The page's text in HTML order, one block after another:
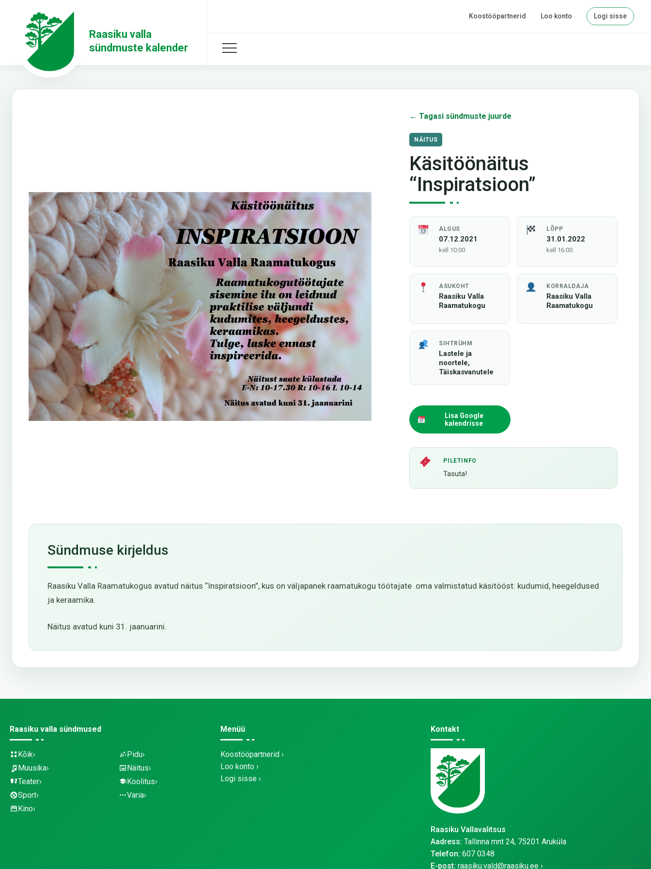
Raasiku valla
sündmuste kalender
Koostööpartnerid Loo konto Logi sisse
← Tagasi sündmuste juurde
NÄITUS
Käsitöönäitus
“Inspiratsioon”
ALGUS
07.12.2021
kell 10:00
LÕPP
31.01.2022
kell 16:00
ASUKOHT
Raasiku Valla
Raamatukogu
KORRALDAJA
Raasiku Valla
Raamatukogu
SIHTRÜHM
Lastele ja
noortele,
Täiskasvanutele
Lisa Google
kalendrisse
PILETINFO
Tasuta!
Sündmuse kirjeldus
Raasiku Valla Raamatukogus avatud näitus “Inspiratsioon”, kus on väljapanek raamatukogu töötajate oma valmistatud käsitööst: kudumid, heegeldused
ja keraamika.
Näitus avatud kuni 31. jaanuarini.
Raasiku valla sündmused
Kõik
Muusika
Teater
Sport
Kino
Pidu
Näitus
Koolitus
Varia
Menüü
Koostööpartnerid
Loo konto
Logi sisse
Kontakt
Raasiku Vallavalitsus
Aadress: Tallinna mnt 24, 75201 Aruküla
Telefon: 607 0348
E-post: raasiku.vald@raasiku.ee